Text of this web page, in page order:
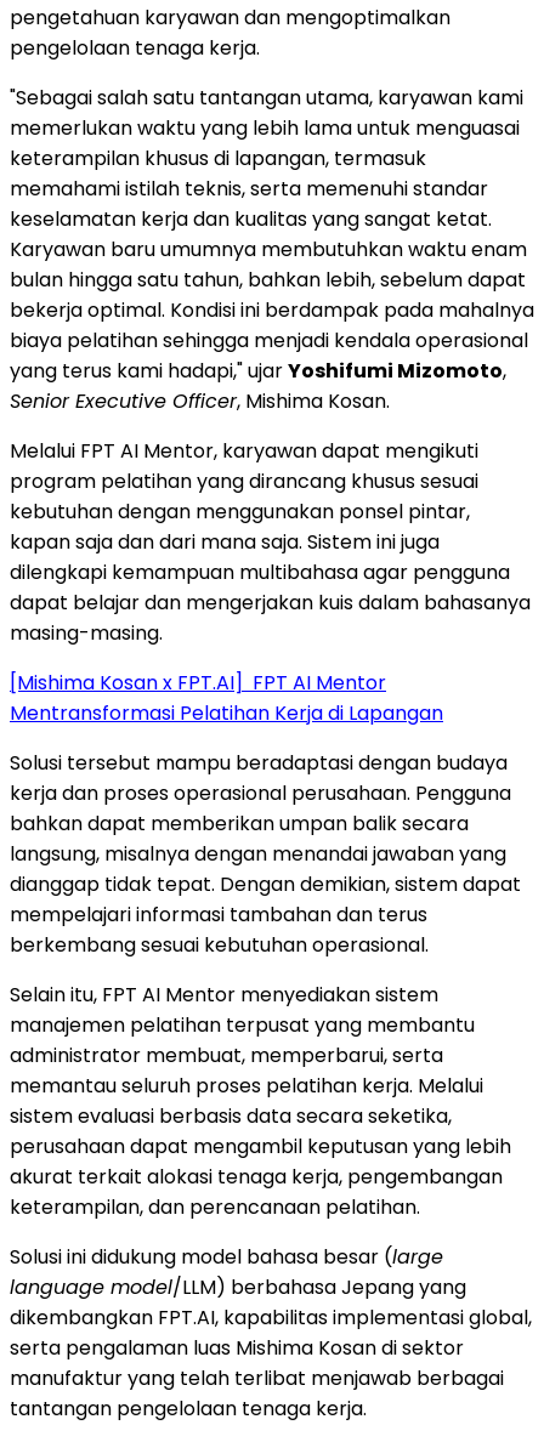
pengetahuan karyawan dan mengoptimalkan
pengelolaan tenaga kerja.
"Sebagai salah satu tantangan utama, karyawan kami
memerlukan waktu yang lebih lama untuk menguasai
keterampilan khusus di lapangan, termasuk
memahami istilah teknis, serta memenuhi standar
keselamatan kerja dan kualitas yang sangat ketat.
Karyawan baru umumnya membutuhkan waktu enam
bulan hingga satu tahun, bahkan lebih, sebelum dapat
bekerja optimal. Kondisi ini berdampak pada mahalnya
biaya pelatihan sehingga menjadi kendala operasional
yang terus kami hadapi," ujarYoshifumi Mizomoto,
Senior Executive Officer, Mishima Kosan.
Melalui FPT AI Mentor, karyawan dapat mengikuti
program pelatihan yang dirancang khusus sesuai
kebutuhan dengan menggunakan ponsel pintar,
kapan saja dan dari mana saja. Sistem ini juga
dilengkapi kemampuan multibahasa agar pengguna
dapat belajar dan mengerjakan kuis dalam bahasanya
masing-masing.
[Mishima Kosan x FPT.AI] FPT AI Mentor
Mentransformasi Pelatihan Kerja di Lapangan
Solusi tersebut mampu beradaptasi dengan budaya
kerja dan proses operasional perusahaan. Pengguna
bahkan dapat memberikan umpan balik secara
langsung, misalnya dengan menandai jawaban yang
dianggap tidak tepat. Dengan demikian, sistem dapat
mempelajari informasi tambahan dan terus
berkembang sesuai kebutuhan operasional.
Selain itu, FPT AI Mentor menyediakan sistem
manajemen pelatihan terpusat yang membantu
administrator membuat, memperbarui, serta
memantau seluruh proses pelatihan kerja. Melalui
sistem evaluasi berbasis data secara seketika,
perusahaan dapat mengambil keputusan yang lebih
akurat terkait alokasi tenaga kerja, pengembangan
keterampilan, dan perencanaan pelatihan.
Solusi ini didukung model bahasa besar (large
language model/LLM) berbahasa Jepang yang
dikembangkan FPT.AI, kapabilitas implementasi global,
serta pengalaman luas Mishima Kosan di sektor
manufaktur yang telah terlibat menjawab berbagai
tantangan pengelolaan tenaga kerja.